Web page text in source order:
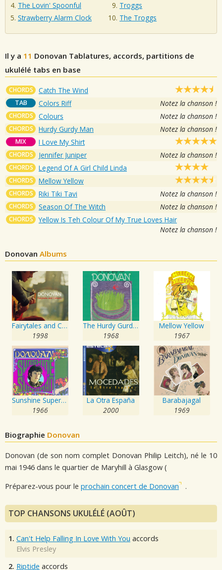
The Lovin' Spoonful
Strawberry Alarm Clock
Troggs
The Troggs
Il y a 11 Donovan Tablatures, accords, partitions de
ukulélé tabs en base
CHORDS Catch The Wind
TAB Colors Riff Notez la chanson !
CHORDS Colours Notez la chanson !
CHORDS Hurdy Gurdy Man Notez la chanson !
MIX I Love My Shirt
CHORDS Jennifer Juniper Notez la chanson !
CHORDS Legend Of A Girl Child Linda
CHORDS Mellow Yellow
CHORDS Riki Tiki Tavi Notez la chanson !
CHORDS Season Of The Witch Notez la chanson !
CHORDS
Yellow Is Teh Colour Of My True Loves Hair
Notez la chanson !
Donovan Albums
Fairytales and Colours
1998
The Hurdy Gurdy Man
1968
Mellow Yellow
1967
Sunshine Superman
1966
La Otra España
2000
Barabajagal
1969
Biographie Donovan
Donovan (de son nom complet Donovan Philip Leitch), né le 10
mai 1946 dans le quartier de Maryhill à Glasgow (
Préparez-vous pour le prochain concert de Donovan .
TOP CHANSONS UKULÉLÉ (AOÛT)
1. Can't Help Falling In Love With You accords
Elvis Presley
2. Riptide accords